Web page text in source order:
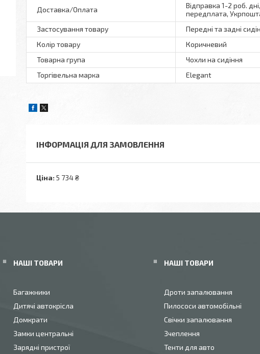
Доставка/Оплата
Відправка 1-2 роб.
передплата,
Застосування товару
Передні та задні
Колір товару
Коричневий
Товарна група
Чохли на сидіння
Торгівельна марка
Elegant
ІНФОРМАЦІЯ ДЛЯ ЗАМОВЛЕННЯ
Ціна: 5 734 ₴
НАШІ ТОВАРИ
Багажники
Дитячі автокрісла
Домкрати
Замки центральні
Зарядні пристрої
НАШІ ТОВАРИ
Дроти запалювання
Пилососи автомобільні
Свічки запалювання
Зчеплення
Тенти для авто